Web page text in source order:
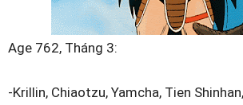
Age 762, Tháng 3:
-Krillin, Chiaotzu, Yamcha, Tien